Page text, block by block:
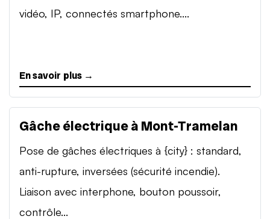
vidéo, IP, connectés smartphone....
En savoir plus →
Gâche électrique à Mont-Tramelan
Pose de gâches électriques à {city} : standard,
anti-rupture, inversées (sécurité incendie).
Liaison avec interphone, bouton poussoir,
contrôle...